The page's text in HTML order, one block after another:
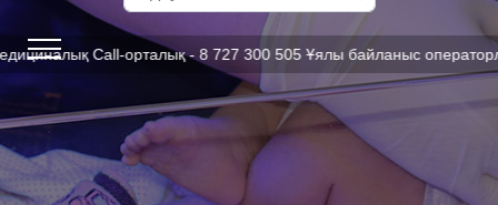
Call-орталық - 8 727 300 505 Ұялы байланыс операторлары